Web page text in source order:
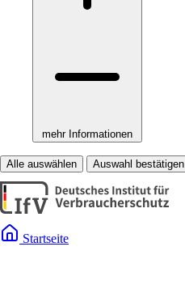
mehr Informationen
Alle auswählen Auswahl bestätigen
Startseite